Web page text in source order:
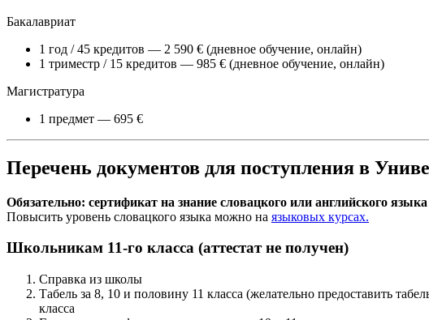
Бакалавриат
1 год / 45 кредитов — 2 590 € (дневное обучение, онлайн)
1 триместр / 15 кредитов — 985 € (дневное обучение, онлайн)
Магистратура
1 предмет — 695 €
Перечень документов для поступления в
Обязательно: сертификат на знание словацкого или английского
Повысить уровень словацкого языка можно на языковых курсах.
Школьникам 11-го класса (аттестат не получен)
Справка из школы
Табель за 8, 10 и половину 11 класса (желательно предоставить
класса